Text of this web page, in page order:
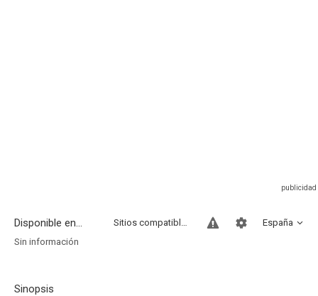
Disponible en... España
Sitios compatibles
Sin información
Sinopsis